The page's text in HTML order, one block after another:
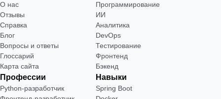
О нас
Отзывы
Справка
Блог
Вопросы и ответы
Глоссарий
Карта сайта
Программирование
ИИ
Аналитика
DevOps
Тестирование
Фронтенд
Бэкенд
Профессии
Python-разработчик
Навыки
Spring Boot